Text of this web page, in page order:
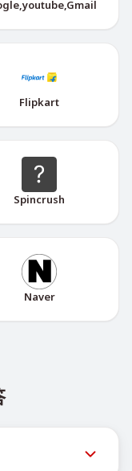
Flipkart
Spincrush
Naver